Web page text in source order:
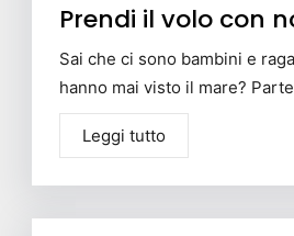
Prendi il volo con
Sai che ci sono bambini e
hanno mai visto il mare?
Leggi tutto